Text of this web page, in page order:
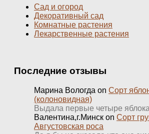
Сад и огород
Декоративный сад
Комнатные растения
Лекарственные растения
Последние отзывы
Марина Вологда on Сорт
(колоновидная)
Выдала первые четыре
Валентина,г.Минск on Сорт
Августовская роса